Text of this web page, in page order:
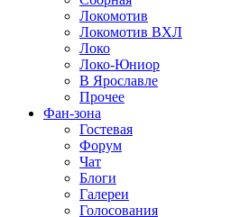
Локомотив
Локомотив ВХЛ
Локо
Локо-Юниор
В Ярославле
Прочее
Фан-зона
Гостевая
Форум
Чат
Блоги
Галереи
Голосования